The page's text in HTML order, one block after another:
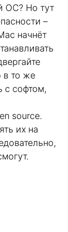
ОС? Но тут
–
начнёт
в то же
с софтом,
source.
их на